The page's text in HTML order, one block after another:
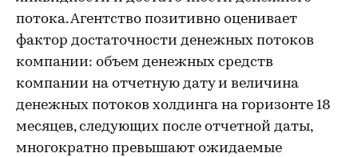
потока. Агентство позитивно оценивает
фактор достаточности денежных потоков
компании: объем денежных средств
компании на отчетную дату и величина
денежных потоков холдинга на горизонте 18
месяцев, следующих после отчетной даты,
многократно превышают ожидаемые